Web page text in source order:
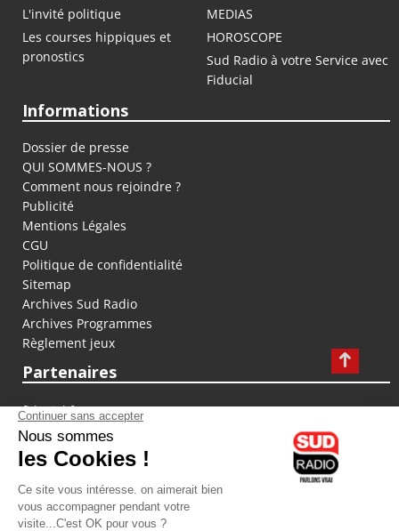
L'invité politique
MEDIAS
Les courses hippiques et
pronostics
HOROSCOPE
Sud Radio à votre Service avec
Fiducial
Informations
Dossier de presse
QUI SOMMES-NOUS ?
Comment nous rejoindre ?
Publicité
Mentions Légales
CGU
Politique de confidentialité
Sitemap
Archives Sud Radio
Archives Programmes
Règlement jeux
Partenaires
fiducial.fr
lyoncapitale.fr
olympique-et-lyonnais.com
L'application Iphone / Android